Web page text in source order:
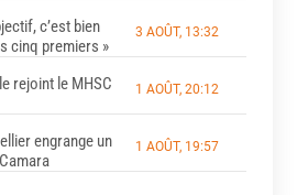
c’est bien
cinq premiers »
3 AOÛT, 13:32
rejoint le MHSC
1 AOÛT, 20:12
engrange un
1 AOÛT, 19:57